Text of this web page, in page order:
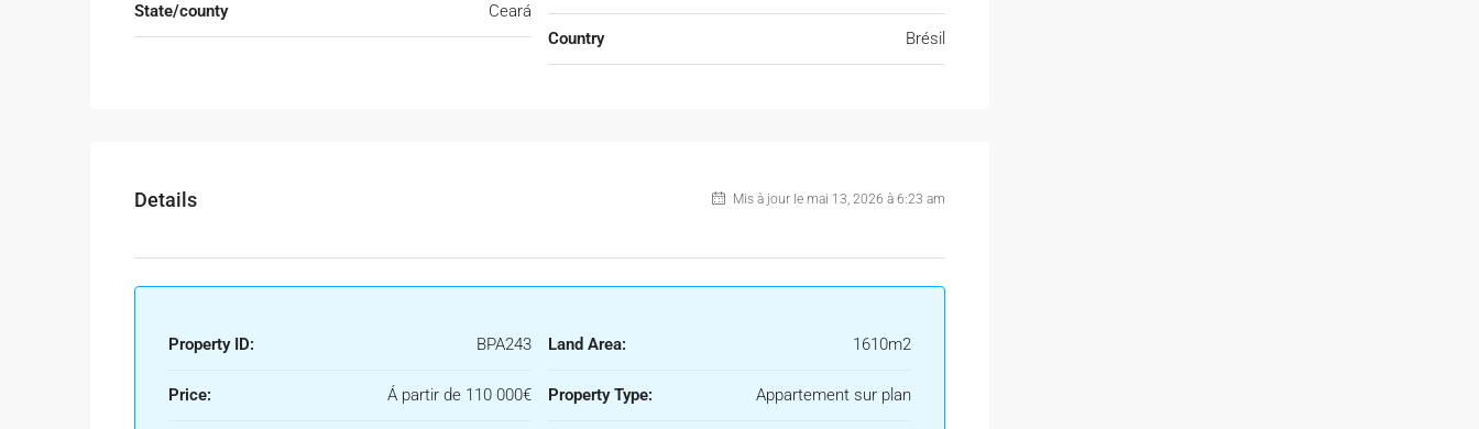
State/county Ceará
Country Brésil
Details Mis à jour le mai 13, 2026 à 6:23 am
Property ID: BPA243
Price: Á partir de 110 000€
Land Area: 1610m2
Property Type: Appartement sur plan